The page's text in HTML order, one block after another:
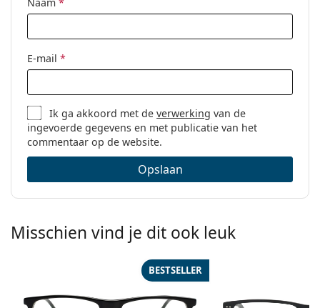
E-mail *
Ik ga akkoord met deverwerking van de
ingevoerde gegevens en met publicatie van het
commentaar op de website.
Opslaan
Misschien vind je dit ook leuk
BESTSELLER